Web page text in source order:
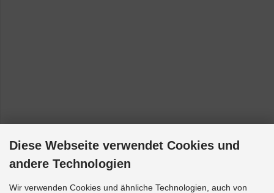
Diese Webseite verwendet Cookies und
andere Technologien
Wir verwenden Cookies und ähnliche Technologien, auch von